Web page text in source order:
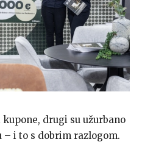
drugi su užurbano
i to s dobrim razlogom.